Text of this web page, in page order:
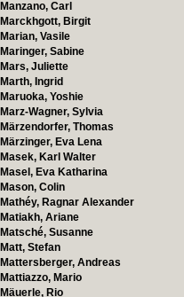
Manzano, Carl
Marckhgott, Birgit
Marian, Vasile
Maringer, Sabine
Mars, Juliette
Marth, Ingrid
Maruoka, Yoshie
Marz-Wagner, Sylvia
Märzendorfer, Thomas
Märzinger, Eva Lena
Masek, Karl Walter
Masel, Eva Katharina
Mason, Colin
Mathéy, Ragnar Alexander
Matiakh, Ariane
Matsché, Susanne
Matt, Stefan
Mattersberger, Andreas
Mattiazzo, Mario
Mäuerle, Rio